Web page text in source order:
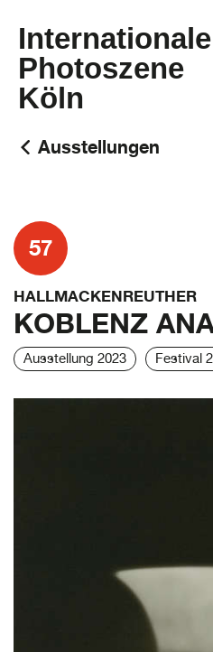
Internationale
Photoszene
Köln
Ausstellungen
57
HALLMACKENREUTHER
KOBLENZ
Ausstellung 2023 Festival